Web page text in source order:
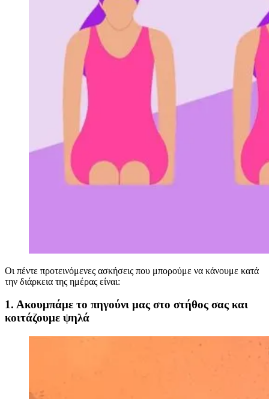
Οι πέντε προτεινόμενες ασκήσεις που μπορούμε να κάνουμε κατά
την διάρκεια της ημέρας είναι:
1. Ακουμπάμε το πηγούνι μας στο στήθος σας και
κοιτάζουμε ψηλά